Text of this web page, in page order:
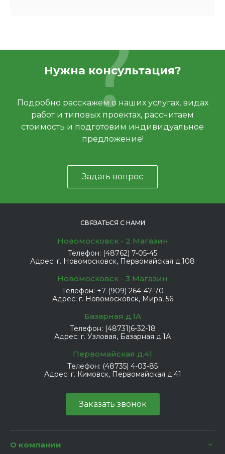
Нужна консультация?
Подробно расскажем о наших услугах, видах
работ и типовых проектах, рассчитаем
стоимость и подготовим индивидуальное
предложение!
Задать вопрос
СВЯЗАТЬСЯ С НАМИ
Новомосковск - 2 Магазин
Телефон: (48762) 7-05-45
Адрес: г. Новомосковск, Первомайская д.108
Новомосковск - 3 Магазин
Телефон: +7 (909) 264-47-70
Адрес: г. Новомосковск, Мира, 56
Базарная д.1А
Телефон: (48731)6-32-18
Адрес: г. Узловая, Базарная д.1А
Первомайская д.41
Телефон: (48735) 4-03-85
Адрес: г. Кимовск, Первомайская д.41
Заказать звонок
О компании